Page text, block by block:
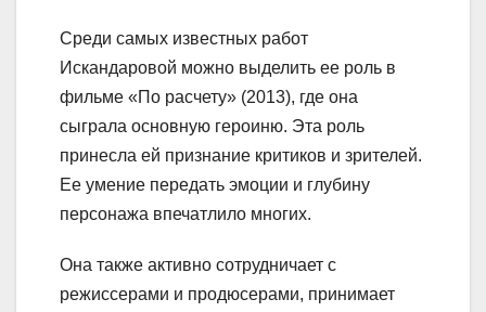
Среди самых известных работ
Искандаровой можно выделить ее роль в
фильме «По расчету» (2013), где она
сыграла основную героиню. Эта роль
принесла ей признание критиков и зрителей.
Ее умение передать эмоции и глубину
персонажа впечатлило многих.
Она также активно сотрудничает с
режиссерами и продюсерами, принимает